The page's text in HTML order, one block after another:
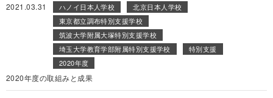
2021.03.31 ハノイ日本人学校
北京日本人学校
東京都立調布特別支援学校
筑波大学附属大塚特別支援学校
埼玉大学教育学部附属特別支援学校
特別支援
2020年度
2020年度の取組みと成果